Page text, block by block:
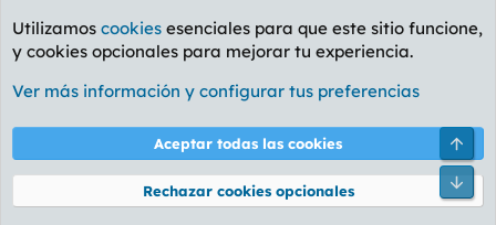
Foro Deportes
Cookies
PL OLDSTYLE AMARILLO
Términos y reglas Política de privacidad Ayuda
Community platform by XenForo® © 2010-2026 XenForo Ltd.
Utilizamos cookies esenciales para que este sitio funcione,
y cookies opcionales para mejorar tu experiencia.
Ver más información y configurar tus preferencias
Aceptar todas las cookies
Rechazar cookies opcionales
Pie